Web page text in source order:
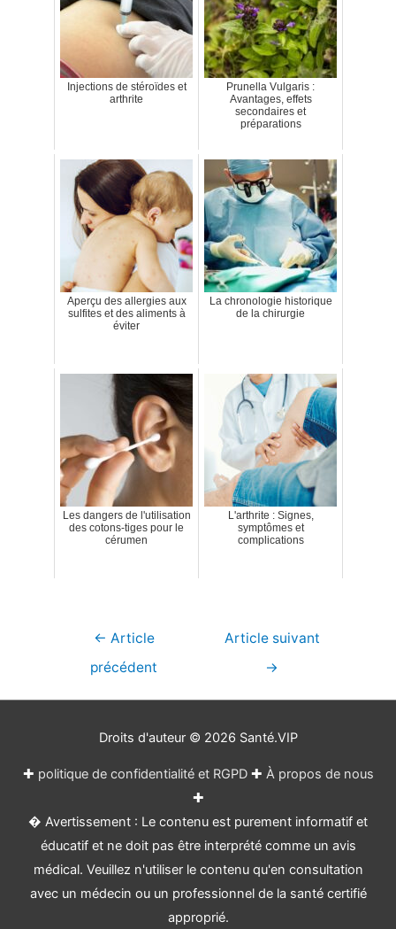
Injections de stéroïdes et
arthrite
Prunella Vulgaris :
Avantages, effets
secondaires et
préparations
Aperçu des allergies aux
sulfites et des aliments à
éviter
La chronologie historique
de la chirurgie
Les dangers de l'utilisation
des cotons-tiges pour le
cérumen
L'arthrite : Signes,
symptômes et
complications
Navigation
← Article
précédent
Article suivant
→
Droits d'auteur © 2026 Santé.VIP
✚ politique de confidentialité et RGPD✚ À propos de nous
✚
� Avertissement : Le contenu est purement informatif et
éducatif et ne doit pas être interprété comme un avis
médical. Veuillez n'utiliser le contenu qu'en consultation
avec un médecin ou un professionnel de la santé certifié
approprié.